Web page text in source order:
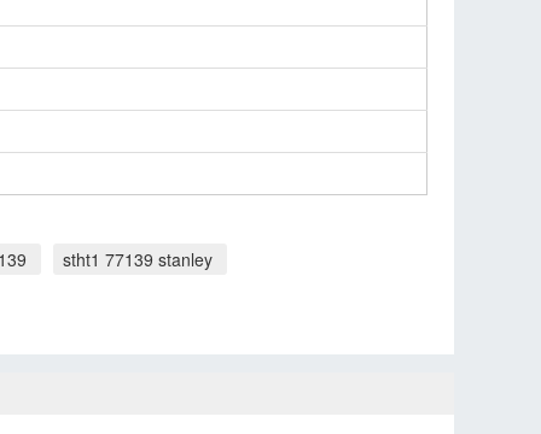
stht1 77139 stanley